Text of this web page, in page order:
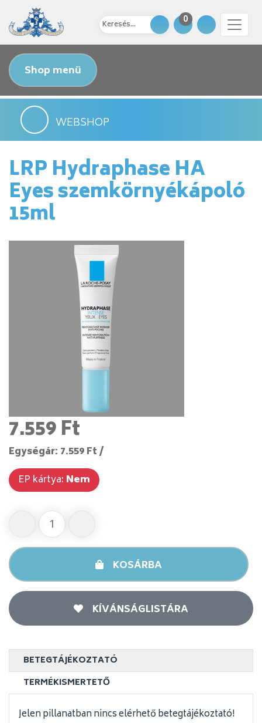
0
Shop menü
WEBSHOP
LRP Hydraphase HA
Eyes szemkörnyékápoló
15ml
7.559 Ft
Egységár: 7.559 Ft /
EP kártya: Nem
KOSÁRBA
KÍVÁNSÁGLISTÁRA
BETEGTÁJÉKOZTATÓ
TERMÉKISMERTETŐ
Jelen pillanatban nincs elérhető betegtájékoztató!